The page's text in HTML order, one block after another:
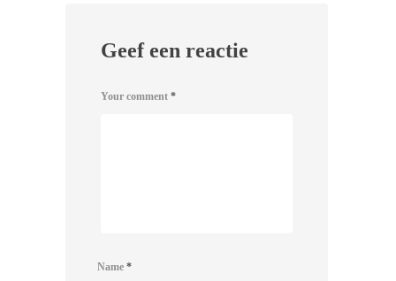
Geef een reactie
Your comment *
Name *